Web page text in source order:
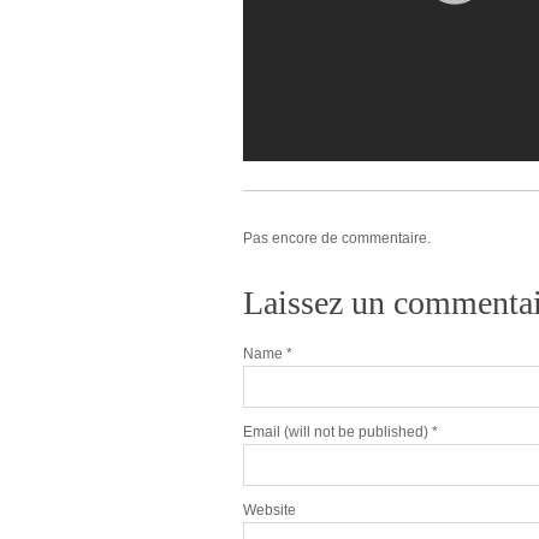
Pas encore de commentaire.
Laissez un
Name *
Email (will not be published) *
Website